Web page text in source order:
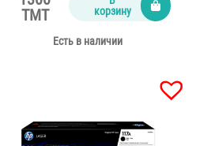
TMT
корзину
Есть в наличии